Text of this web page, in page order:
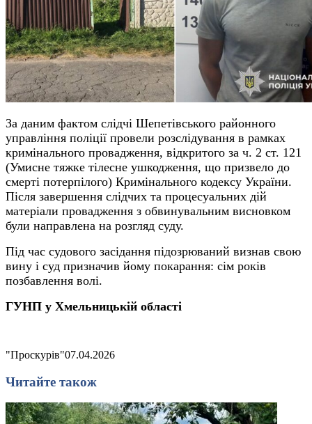
За даним фактом слідчі Шепетівського районного
управління поліції провели розслідування в рамках
кримінального провадження, відкритого за ч. 2 ст. 121
(Умисне тяжке тілесне ушкодження, що призвело до
смерті потерпілого) Кримінального кодексу України.
Після завершення слідчих та процесуальних дій
матеріали провадження з обвинувальним висновком
були направлена на розгляд суду.
Під час судового засідання підозрюваний визнав свою
вину і суд призначив йому покарання: сім років
позбавлення волі.
ГУНП у Хмельницькій області
"Проскурів"07.04.2026
Читайте також